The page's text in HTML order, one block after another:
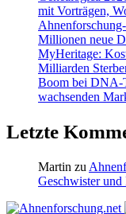
mit Vorträgen,
Millionen neue
MyHeritage:
Milliarden
Boom bei DNA-
wachsenden
Letzte
Martin zu
Geschwister und